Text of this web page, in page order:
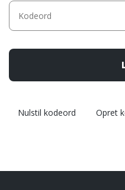
Kontakt
©
2020
Nulstil kodeord Opret